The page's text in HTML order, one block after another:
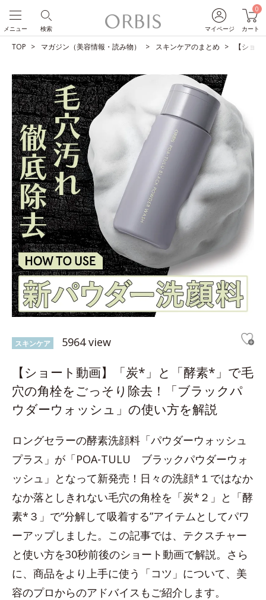
マイページ
0
カート
検索
メニュー
TOP マガジン（美容情報・読み物） スキンケアのまとめ 【ショ
スキンケア 5964 view
【ショート動画】「炭*」と「酵素*」で毛
穴の角栓をごっそり除去！「ブラックパ
ウダーウォッシュ」の使い方を解説
ロングセラーの酵素洗顔料「パウダーウォッシュ
プラス」が「POA-TULU ブラックパウダーウォ
ッシュ」となって新発売！日々の洗顔*１ではなか
なか落としきれない毛穴の角栓を「炭*２」と「酵
素*３」で“分解して吸着する”アイテムとしてパワ
ーアップしました。この記事では、テクスチャー
と使い方を30秒前後のショート動画で解説。さら
に、商品をより上手に使う「コツ」について、美
容のプロからのアドバイスもご紹介します。